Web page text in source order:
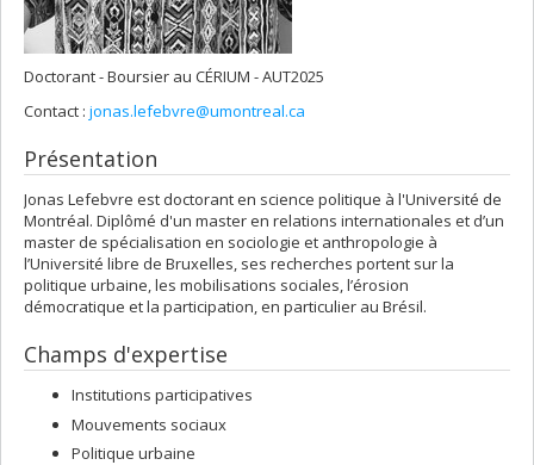
Doctorant - Boursier au CÉRIUM - AUT2025
Contact : jonas.lefebvre@umontreal.ca
Présentation
Jonas Lefebvre est doctorant en science politique à l'Université de
Montréal. Diplômé d'un master en relations internationales et d’un
master de spécialisation en sociologie et anthropologie à
l’Université libre de Bruxelles, ses recherches portent sur la
politique urbaine, les mobilisations sociales, l’érosion
démocratique et la participation, en particulier au Brésil.
Champs d'expertise
Institutions participatives
Mouvements sociaux
Politique urbaine